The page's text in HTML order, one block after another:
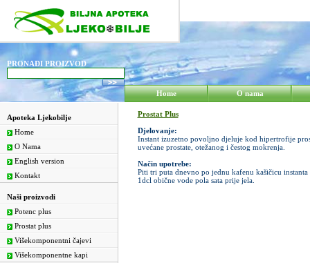
PRONAĐI PROIZVOD
Home O nama
Apoteka Ljekobilje
Home
O Nama
English version
Kontakt
Naši proizvodi
Potenc plus
Prostat plus
Višekomponentni čajevi
Višekomponentne kapi
Prostat Plus
Djelovanje:
Instant izuzetno povoljno djeluje kod hipertrofije
uvećane prostate, otežanog i čestog mokrenja.
Način upotrebe:
Piti tri puta dnevno po jednu kafenu kašičicu instanta
1dcl obične vode pola sata prije jela.